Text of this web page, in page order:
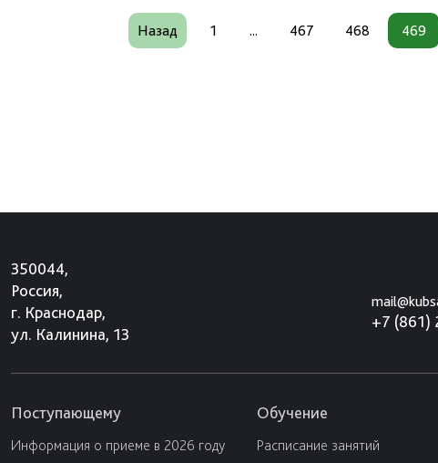
Назад 1 ... 467 468 469
350044,
Россия,
г. Краснодар,
ул. Калинина, 13
+7 (861)
Поступающему
Информация о приеме в 2026 году
Обучение
Расписание занятий